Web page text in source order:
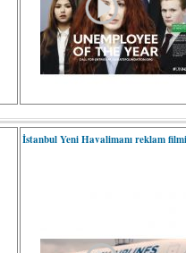
İstanbul Yeni Havalimanı reklam